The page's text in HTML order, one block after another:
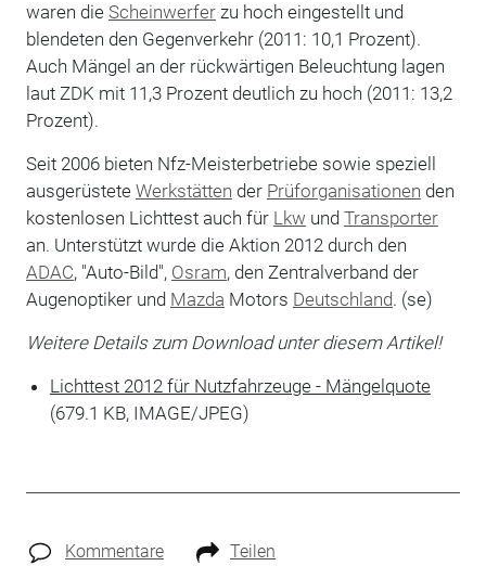
waren die Scheinwerferzu hoch eingestellt und
blendeten den Gegenverkehr (2011: 10,1 Prozent).
Auch Mängel an der rückwärtigen Beleuchtung lagen
laut ZDK mit 11,3 Prozent deutlich zu hoch (2011: 13,2
Prozent).
Seit 2006 bieten Nfz-Meisterbetriebe sowie speziell
ausgerüstete Werkstätten der Prüforganisationen den
kostenlosen Lichttest auch für Lkw und Transporter
an. Unterstützt wurde die Aktion 2012 durch den
ADAC, "Auto-Bild", Osram, den Zentralverband der
Augenoptiker und Mazda Motors Deutschland. (se)
Weitere Details zum Download unter diesem Artikel!
Lichttest 2012 für Nutzfahrzeuge - Mängelquote
(679.1 KB, IMAGE/JPEG)
Kommentare Teilen